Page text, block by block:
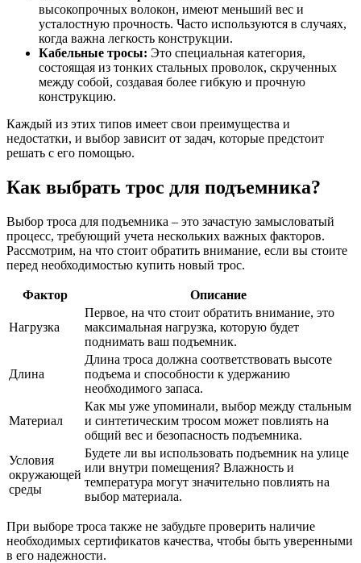
высокопрочных волокон, имеют меньший вес и
усталостную прочность. Часто используются в случаях,
когда важна легкость конструкции.
Кабельные тросы: Это специальная категория,
состоящая из тонких стальных проволок, скрученных
между собой, создавая более гибкую и прочную
конструкцию.
Каждый из этих типов имеет свои преимущества и
недостатки, и выбор зависит от задач, которые предстоит
решать с его помощью.
Как выбрать трос для подъемника?
Выбор троса для подъемника – это зачастую замысловатый
процесс, требующий учета нескольких важных факторов.
Рассмотрим, на что стоит обратить внимание, если вы стоите
перед необходимостью купить новый трос.
Фактор Описание
Нагрузка
Первое, на что стоит обратить внимание, это
максимальная нагрузка, которую будет
поднимать ваш подъемник.
Длина
Длина троса должна соответствовать высоте
подъема и способности к удержанию
необходимого запаса.
Материал
Как мы уже упоминали, выбор между стальным
и синтетическим тросом может повлиять на
общий вес и безопасность подъемника.
Условия
окружающей
среды
Будете ли вы использовать подъемник на улице
или внутри помещения? Влажность и
температура могут значительно повлиять на
выбор материала.
При выборе троса также не забудьте проверить наличие
необходимых сертификатов качества, чтобы быть уверенными
в его надежности.